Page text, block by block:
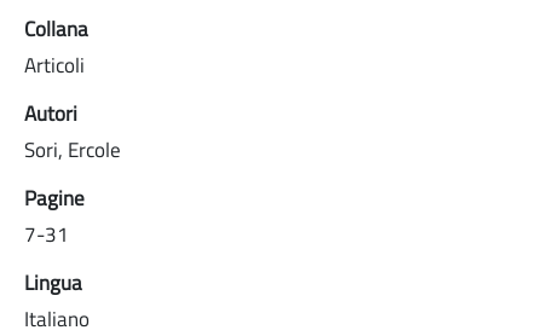
Collana
Articoli
Autori
Sori, Ercole
Pagine
7-31
Lingua
Italiano